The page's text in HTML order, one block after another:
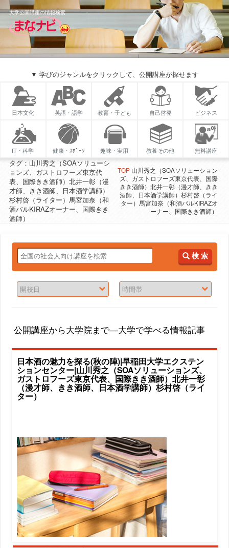
大学公開講座の情報検索
▼ 学びのジャンルをクリックして、公開講座が探せます
日本文化 英語・語学 教育・子ども 自己啓発 ビジネス
IT・科学 健康・ｽﾎﾟｰﾂ 趣味・実用 教養その他 無料講座
タグ：山川秀之（SOAソリューシ
ョンズ、ガストロフーズ東京代
表、国際きき酒師）北井一彰（漫
才師、きき酒師、日本酒学講師）
杉村啓（ライター）馬宮加奈（和
酒バルKIRAZオーナー、国際きき
酒師）
TOP山川秀之（SOAソリューション
ズ、ガストロフーズ東京代表、国際
きき酒師）北井一彰（漫才師、きき
酒師、日本酒学講師）杉村啓（ライ
ター）馬宮加奈（和酒バルKIRAZオ
ーナー、国際きき酒師）
検 索
公開講座から大学院まで―大学で学べる情報記事
日本酒の魅力を探る(秋の陣)|早稲田大学エクステン
ションセンター|山川秀之（SOAソリューションズ、
ガストロフーズ東京代表、国際きき酒師）北井一彰
（漫才師、きき酒師、日本酒学講師）杉村啓（ライ
ター）